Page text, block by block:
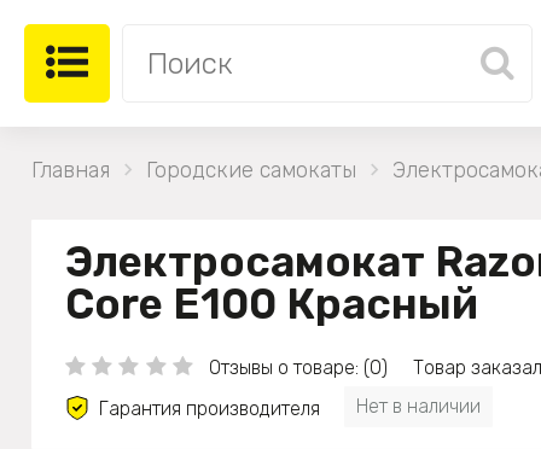
Главная Городские самокаты
Электросамокат
Core E100 Красный
Отзывы о товаре: (0)
Товар
Гарантия производителя
Нет в наличии